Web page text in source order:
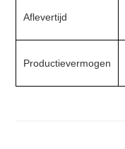
Aflevertijd
Productievermogen